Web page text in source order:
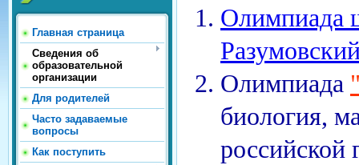
Главная страница
Сведения об
образовательной
организации
Для родителей
Часто задаваемые
вопросы
Как поступить
Олимпиада
Олимпиада
биология,
российской